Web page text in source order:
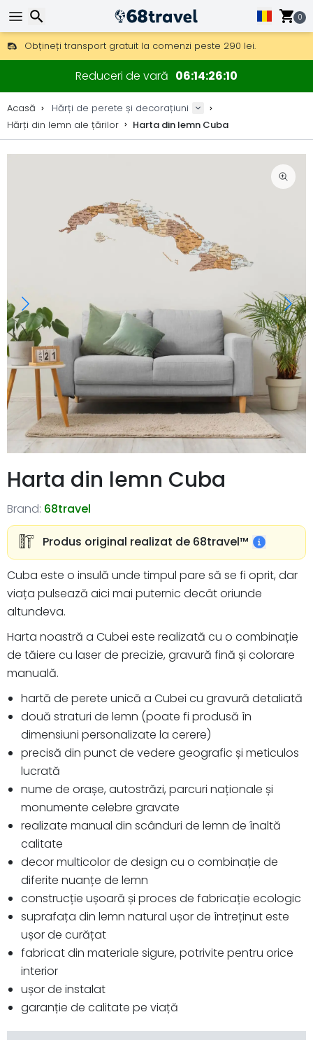
0
Obțineți transport gratuit la comenzi peste 290 lei.
DHL Express peste noapte, de asemenea, disponibil.
30 zile pentru retur, 90 zile pentru hărți din lemn și decorațiuni.
Reduceri de vară 06142609
Acasă
Hărți de perete și decorațiuni
Hărți din lemn ale țărilor
Harta din lemn Cuba
Harta din lemn Cuba
Brand: 68travel
Produs original realizat de 68travel™️
Cuba este o insulă unde timpul pare să se fi oprit, dar
viața pulsează aici mai puternic decât oriunde
altundeva.
Harta noastră a Cubei este realizată cu o combinație
de tăiere cu laser de precizie, gravură fină și colorare
manuală.
hartă de perete unică a Cubei cu gravură detaliată
două straturi de lemn (poate fi produsă în
dimensiuni personalizate la cerere)
precisă din punct de vedere geografic și meticulos
lucrată
nume de orașe, autostrăzi, parcuri naționale și
monumente celebre gravate
realizate manual din scânduri de lemn de înaltă
calitate
decor multicolor de design cu o combinație de
diferite nuanțe de lemn
construcție ușoară și proces de fabricație ecologic
suprafața din lemn natural ușor de întreținut este
ușor de curățat
fabricat din materiale sigure, potrivite pentru orice
interior
ușor de instalat
garanție de calitate pe viață
Căutare
Căutare